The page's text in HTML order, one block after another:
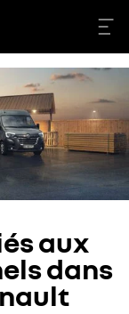
aux
dans